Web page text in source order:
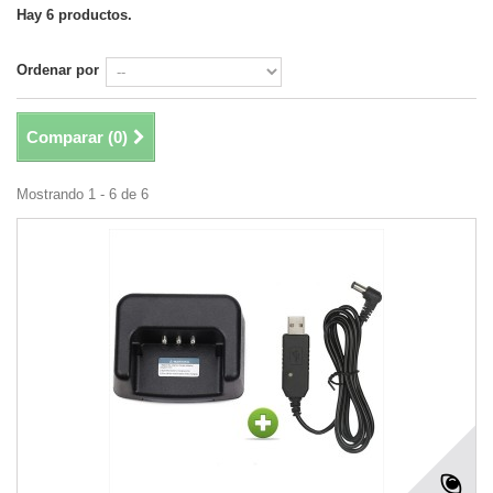
Hay 6 productos.
Ordenar por
Comparar (0)
Mostrando 1 - 6 de 6